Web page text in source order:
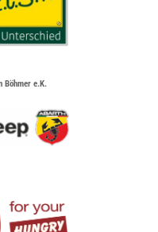
Böhmer e.K.